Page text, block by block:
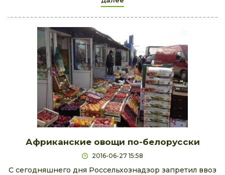
Африканские овощи по-белорусски
2016-06-27 15:58
С сегодняшнего дня Россельхознадзор запретил ввоз